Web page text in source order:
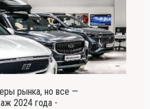
рынка, но все —
2024 года -